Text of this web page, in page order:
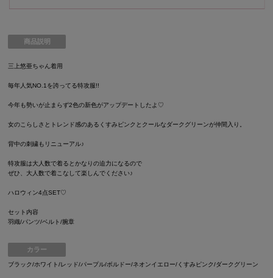
商品説明
三上悠亜ちゃん着用
毎年人気NO.1を誇ってる特攻服!!
今年も勢いが止まらず2色の新色がアップデートしたよ♡
女のこらしさとトレンド感のあるくすみピンクとクールなダークグリーンが仲間入り。
背中の刺繍もリニューアル♪
特攻服は大人数で着るとかなりの迫力になるので
ぜひ、大人数で着こなして楽しんでください♪
ハロウィン4点SET♡
セット内容
羽織/パンツ/ベルト/腕章
カラー
ブラック/ホワイト/レッド/パープル/ボルドー/ネオンイエロー/くすみピンク/ダークグリーン